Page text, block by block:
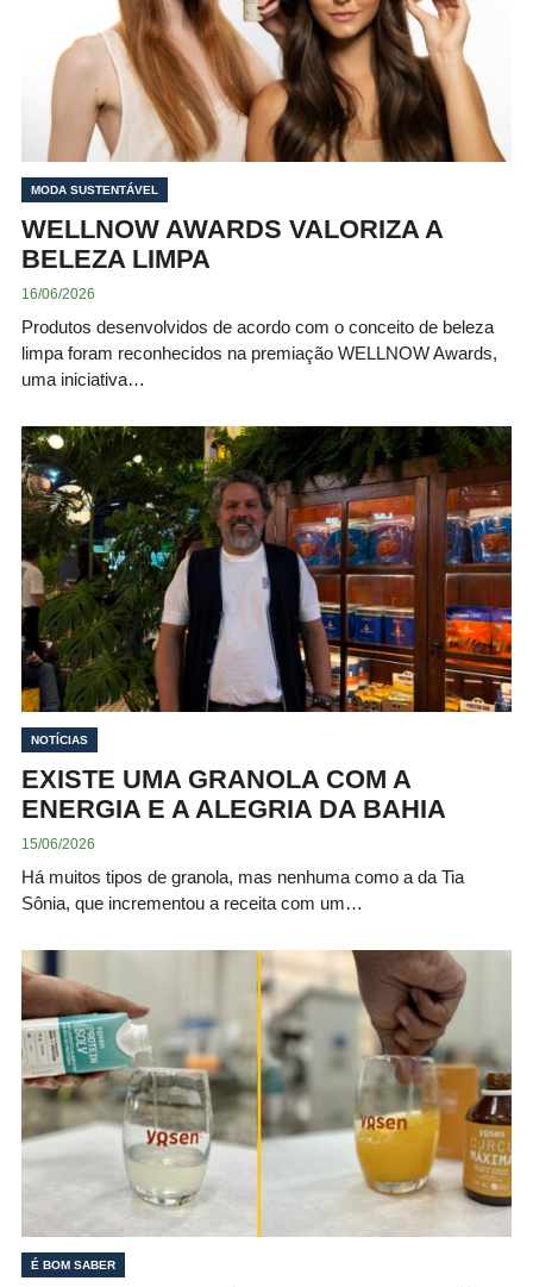
MODA SUSTENTÁVEL
WELLNOW AWARDS VALORIZA A
BELEZA LIMPA
16/06/2026
Produtos desenvolvidos de acordo com o conceito de beleza
limpa foram reconhecidos na premiação WELLNOW Awards,
uma iniciativa…
NOTÍCIAS
EXISTE UMA GRANOLA COM A
ENERGIA E A ALEGRIA DA BAHIA
15/06/2026
Há muitos tipos de granola, mas nenhuma como a da Tia
Sônia, que incrementou a receita com um…
É BOM SABER